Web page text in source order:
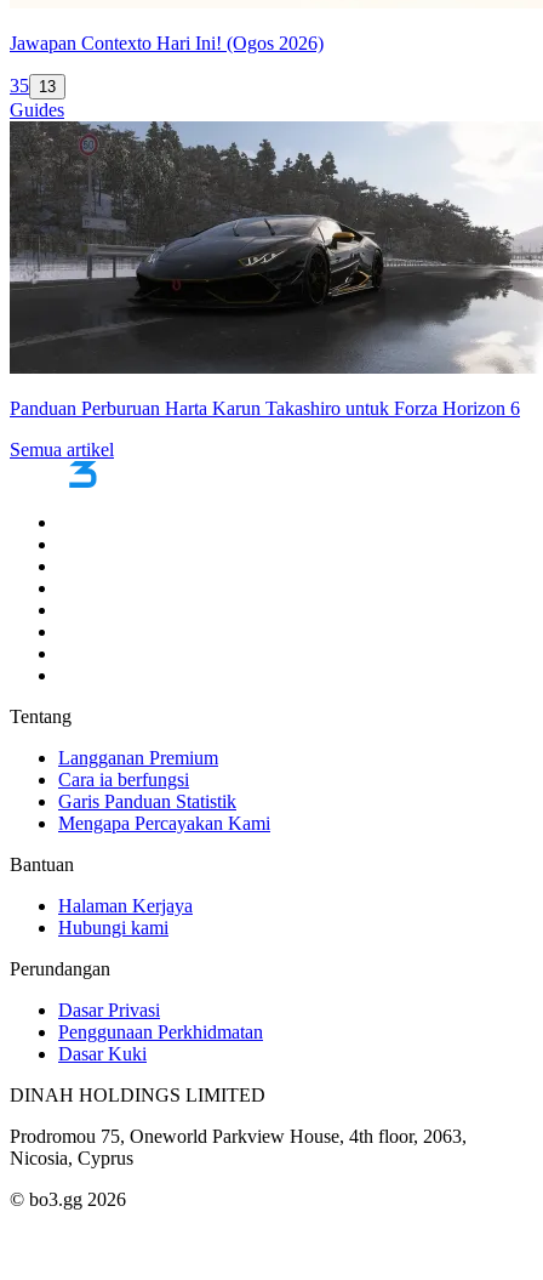
Jawapan Contexto Hari Ini! (Ogos 2026)
35 13
Guides
Panduan Perburuan Harta Karun Takashiro untuk Forza Horizon 6
Semua artikel
Tentang
Langganan Premium
Cara ia berfungsi
Garis Panduan Statistik
Mengapa Percayakan Kami
Bantuan
Halaman Kerjaya
Hubungi kami
Perundangan
Dasar Privasi
Penggunaan Perkhidmatan
Dasar Kuki
DINAH HOLDINGS LIMITED
Prodromou 75, Oneworld Parkview House, 4th floor, 2063,
Nicosia, Cyprus
© bo3.gg 2026